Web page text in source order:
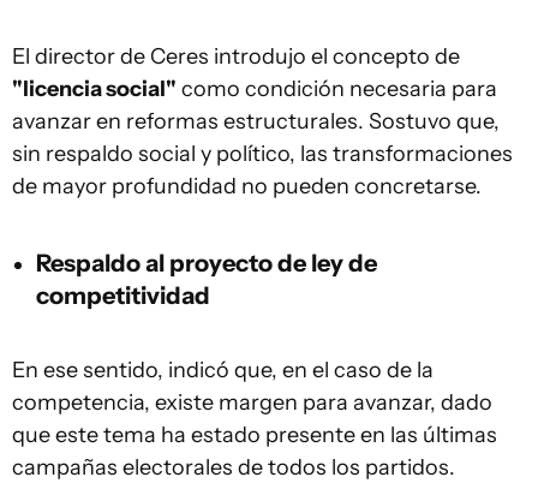
El director de Ceres introdujo el concepto de
"licencia social" como condición necesaria para
avanzar en reformas estructurales. Sostuvo que,
sin respaldo social y político, las transformaciones
de mayor profundidad no pueden concretarse.
Respaldo al proyecto de ley de
competitividad
En ese sentido, indicó que, en el caso de la
competencia, existe margen para avanzar, dado
que este tema ha estado presente en las últimas
campañas electorales de todos los partidos.